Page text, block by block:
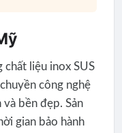
chất liệu inox SUS
công nghệ
bền đẹp. Sản
gian bảo hành